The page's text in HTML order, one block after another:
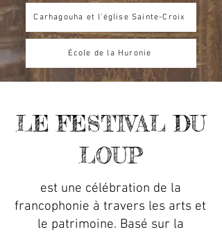
Carhagouha et l'église Sainte-Croix
École de la Huronie
LE FESTIVAL DU
LOUP
est une célébration de la
francophonie à travers les arts et
le patrimoine. Basé sur la